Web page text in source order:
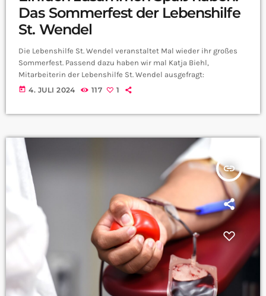
Das Sommerfest der Lebenshilfe
St. Wendel
Die Lebenshilfe St. Wendel veranstaltet Mal wieder ihr großes
Sommerfest. Passend dazu haben wir mal Katja Biehl,
Mitarbeiterin der Lebenshilfe St. Wendel ausgefragt:
today 4. JULI 2024 117 1
insert_link